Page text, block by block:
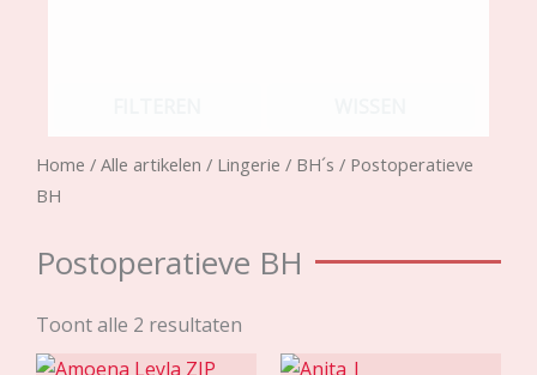
Home / Alle artikelen / Lingerie / BH´s / Postoperatieve
BH
Postoperatieve BH
Toont alle 2 resultaten